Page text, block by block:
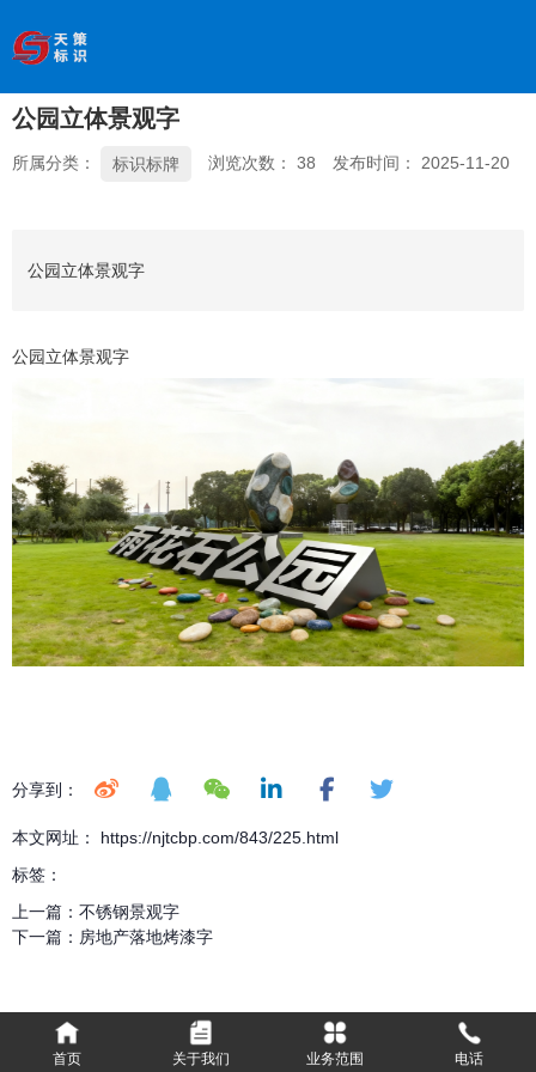
欢迎访问南京天策标识有限公司官网
医院、银行、政府、房地产、企事业单位、景区等基础建设
领域
全国服务热线： 18066033339
公园立体景观字
所属分类： 标识标牌 浏览次数： 38 发布时间： 2025-11-20
公园立体景观字
公园立体景观字
分享到：
本文网址： https://njtcbp.com/843/225.html
标签：
上一篇： 不锈钢景观字
下一篇： 房地产落地烤漆字
首页 关于我们 业务范围 电话